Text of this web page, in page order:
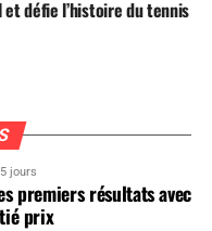
défie l’histoire du tennis
jours
premiers résultats avec
prix